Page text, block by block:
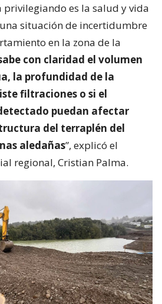
privilegiando es la salud y vida
situación de incertidumbre
en la zona de la
con claridad el volumen
la profundidad de la
filtraciones o si el
puedan afectar
del terraplén del
aledañas”, explicó el
regional, Cristian Palma.